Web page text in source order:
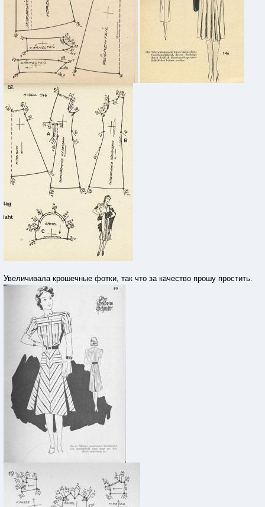
Увеличивала крошечные фотки, так что за качество прошу простить.